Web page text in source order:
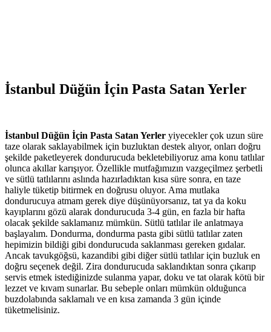
İstanbul Düğün İçin Pasta Satan Yerler
İstanbul Düğün İçin Pasta Satan Yerler yiyecekler çok uzun süre
taze olarak saklayabilmek için buzluktan destek alıyor, onları doğru
şekilde paketleyerek dondurucuda bekletebiliyoruz ama konu tatlılar
olunca akıllar karışıyor. Özellikle mutfağımızın vazgeçilmez şerbetli
ve sütlü tatlılarını aslında hazırladıktan kısa süre sonra, en taze
haliyle tüketip bitirmek en doğrusu oluyor. Ama mutlaka
dondurucuya atmam gerek diye düşünüyorsanız, tat ya da koku
kayıplarını gözü alarak dondurucuda 3-4 gün, en fazla bir hafta
olacak şekilde saklamanız mümkün. Sütlü tatlılar ile anlatmaya
başlayalım. Dondurma, dondurma pasta gibi sütlü tatlılar zaten
hepimizin bildiği gibi dondurucuda saklanması gereken gıdalar.
Ancak tavukgöğsü, kazandibi gibi diğer sütlü tatlılar için buzluk en
doğru seçenek değil. Zira dondurucuda saklandıktan sonra çıkarıp
servis etmek istediğinizde sulanma yapar, doku ve tat olarak kötü bir
lezzet ve kıvam sunarlar. Bu sebeple onları mümkün olduğunca
buzdolabında saklamalı ve en kısa zamanda 3 gün içinde
tüketmelisiniz.